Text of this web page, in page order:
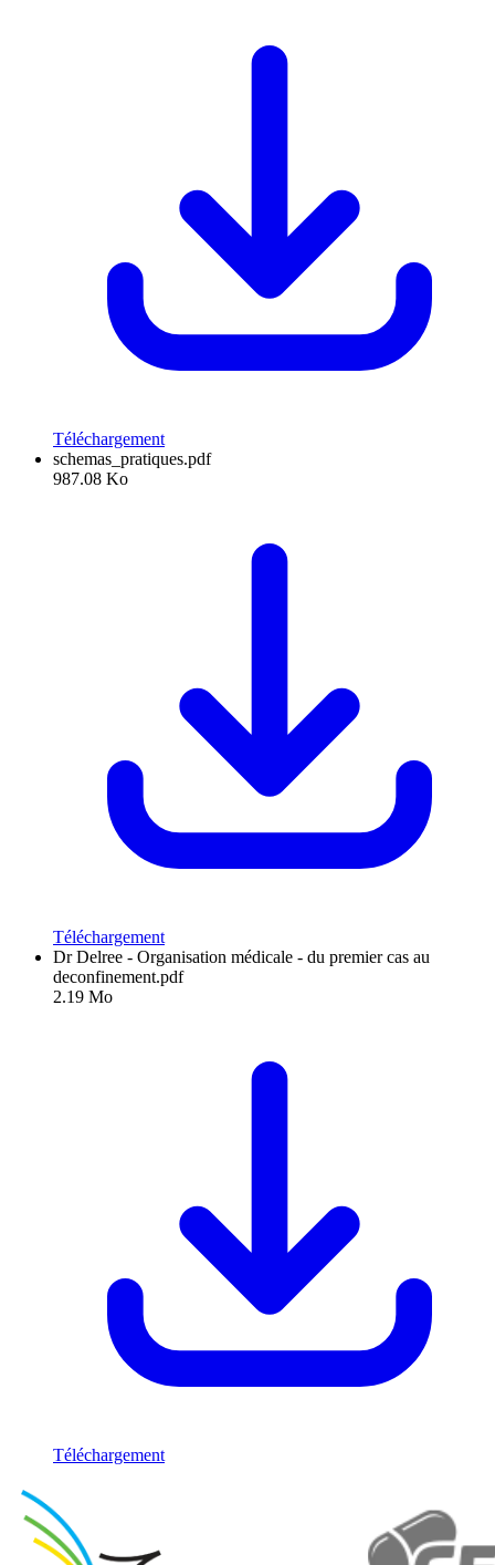
Téléchargement
schemas_pratiques.pdf
987.08 Ko
Téléchargement
Dr Delree - Organisation médicale - du premier cas au
deconfinement.pdf
2.19 Mo
Téléchargement